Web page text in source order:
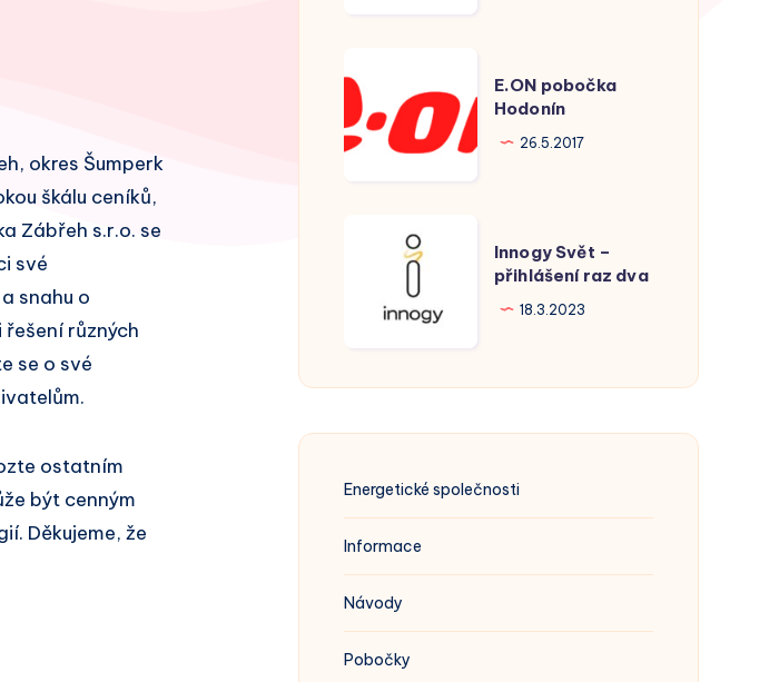
okres Šumperk
škálu ceníků,
Zábřeh s.r.o. se
své
snahu o
různých
se o své
ostatním
být cenným
Děkujeme, že
pobočka
Hodonín
E.ON pobočka
Hodonín
26.5.2017
přihlášení
dva
Innogy Svět –
přihlášení raz dva
18.3.2023
Energetické společnosti
Informace
Návody
Pobočky